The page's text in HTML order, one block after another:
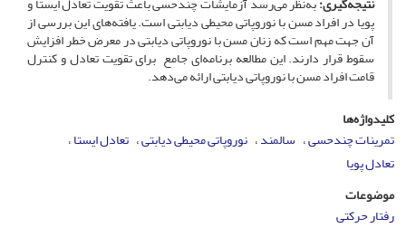
پویا در افراد مسن با نوروپاتی محیطی دیابتی است. یافته‌های این بررسی از
آن جهت مهم است که زنان مسن با نوروپاتی دیابتی در معرض خطر افزایش
سقوط قرار دارند. این مطالعه برنامه‌ای جامع برای تقویت تعادل و کنترل
قامت افراد مسن با نوروپاتی دیابتی ارائه می‌دهد.
کلیدواژه‌ها
تمرینات چندحسی سالمند نوروپاتی محیطی دیابتی تعادل ایستا
تعادل پویا
موضوعات
رفتار حرکتی